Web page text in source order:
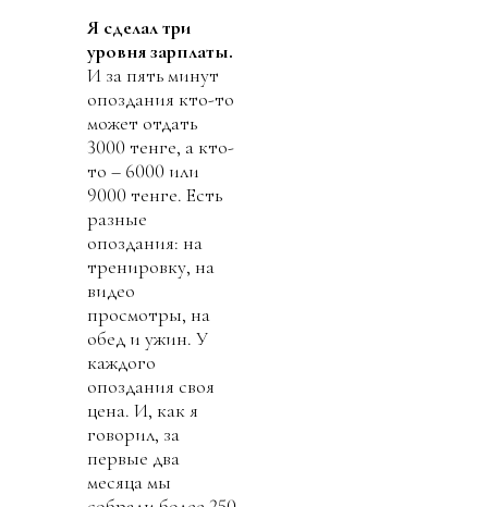
Я сделал три
уровня зарплаты.
И за пять минут
опоздания кто-то
может отдать
3000 тенге, а кто-
то – 6000 или
9000 тенге. Есть
разные
опоздания: на
тренировку, на
видео
просмотры, на
обед и ужин. У
каждого
опоздания своя
цена. И, как я
говорил, за
первые два
месяца мы